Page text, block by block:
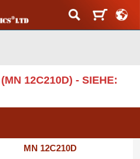
12C210D) - SIEHE:
MN 12C210D